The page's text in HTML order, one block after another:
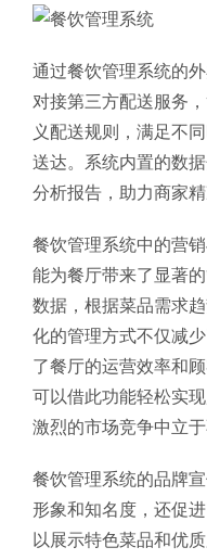
通过餐饮管理系统的
对接第三方配送服务
义配送规则，满足不
送达。系统内置的数
分析报告，助力商家
餐饮管理系统中的营
能为餐厅带来了显著
数据，根据菜品需求
化的管理方式不仅减
了餐厅的运营效率和
可以借此功能轻松实
激烈的市场竞争中立于
餐饮管理系统的品牌
形象和知名度，还促
以展示特色菜品和优